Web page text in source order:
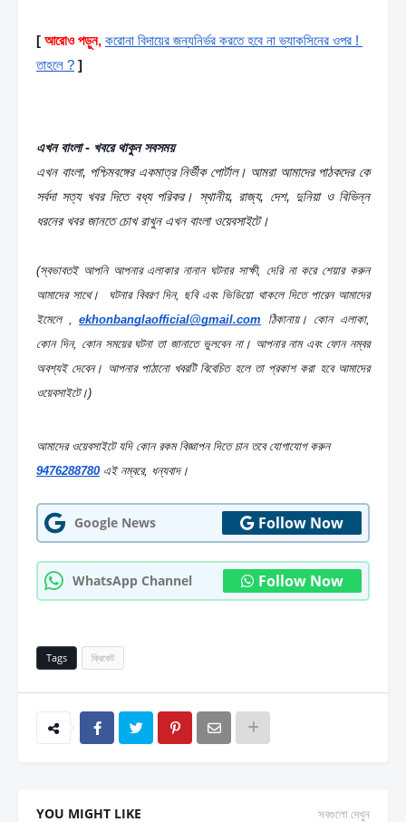
[ আরোও পড়ুন, করোনা বিদায়ের জন্যনির্ভর করতে হবে না ভ্যাকসিনের ওপর !
তাহলে ? ]
এখন বাংলা - খবরে থাকুন সবসময়
এখন বাংলা, পশ্চিমবঙ্গের একমাত্র নির্ভীক পোর্টাল। আমরা আমাদের পাঠকদের কে
সর্বদা সত্য খবর দিতে বধ্য পরিকর। স্থানীয়, রাজ্য, দেশ, দুনিয়া ও বিভিন্ন
ধরনের খবর জানতে চোখ রাখুন এখন বাংলা ওয়েবসাইটে।
(স্বভাবতই আপনি আপনার এলাকার নানান ঘটনার সাক্ষী, দেরি না করে শেয়ার করুন
আমাদের সাথে।  ঘটনার বিবরণ দিন, ছবি এবং ভিডিয়ো থাকলে দিতে পারেন আমাদের
ইমেলে , ekhonbanglaofficial@gmail.com ঠিকানায়। কোন এলাকা,
কোন দিন, কোন সময়ের ঘটনা তা জানাতে ভুলবেন না। আপনার নাম এবং ফোন নম্বর
অবশ্যই দেবেন। আপনার পাঠানো খবরটি বিবেচিত হলে তা প্রকাশ করা হবে আমাদের
ওয়েবসাইটে।)
9476288780 এই নম্বরে, ধন্যবাদ।
Google News Follow Now
WhatsApp Channel Follow Now
Tags ক্রিকেট
YOU MIGHT LIKE সবগুলো দেখুন